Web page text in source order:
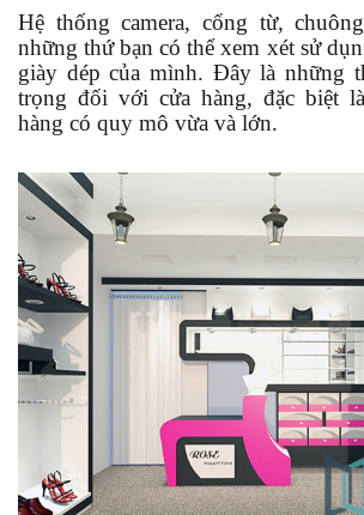
Hệ thống camera, cổng từ,
những thứ bạn có thể xem xét sử
giày dép của mình. Đây là những
trọng đối với cửa hàng, đặc biệt
hàng có quy mô vừa và lớn.